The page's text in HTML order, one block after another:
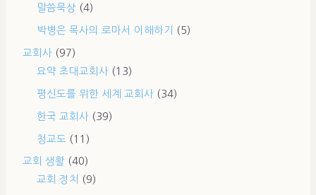
말씀묵상 (4)
박병은 목사의 로마서 이해하기 (5)
교회사 (97)
요약 초대교회사 (13)
평신도를 위한 세계 교회사 (34)
한국 교회사 (39)
청교도 (11)
교회 생활 (40)
교회 정치
(9)